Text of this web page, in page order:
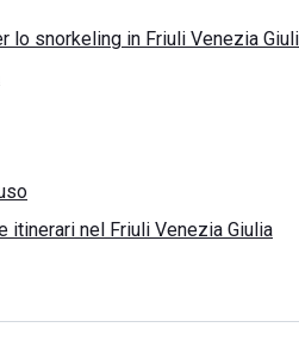
lo snorkeling in Friuli Venezia
itinerari nel Friuli Venezia Giulia